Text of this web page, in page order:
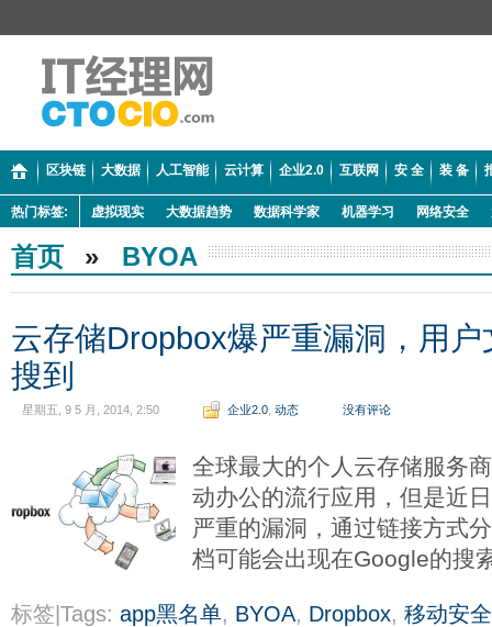
区块链 大数据 人工智能 云计算 企业2.0 互联网 安 全 装 备
热门标签: 虚拟现实 大数据趋势 数据科学家 机器学习 网络安全
首页 » BYOA
云存储Dropbox爆严重漏洞，用
搜到
星期五, 9 5 月, 2014, 2:50 企业2.0 动态 没有评论
全球最大的个人云存储服务
动办公的流行应用，但是近
严重的漏洞，通过链接方式
档可能会出现在Google的搜
标签|Tags: app黑名单, BYOA, Dropbox, 移动安全